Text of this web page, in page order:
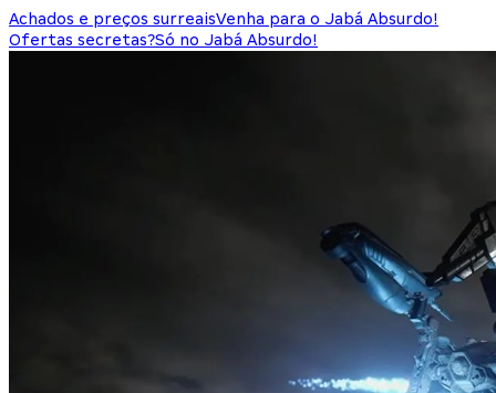
Achados e preços surreaisVenha para o Jabá Absurdo!
Ofertas secretas?Só no Jabá Absurdo!